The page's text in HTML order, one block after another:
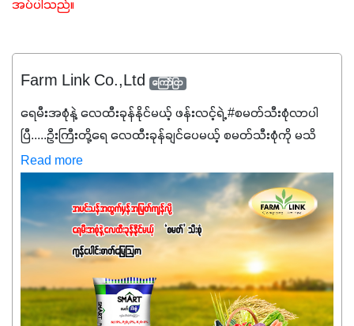
အပ်ပါသည်။
Farm Link Co.,Ltd ကြော်ငြာ
ရေမီးအစုံနဲ့ လေထီးခုန်နိုင်မယ့် ဖန်းလင့်ရဲ့ #စမတ်သီးစုံလာပါ
ပြီ.....ဦးကြီးတို့ရေ ‌လေထီးခုန်ချင်ပေမယ့် စမတ်သီးစုံကို မသိ
သေးရင်တော့ ဒီစာလေးကို ဆက်ဖတ်‌ပေးပါ #စမတ်သီးစုံဆိုတာ
အပင်တိုင်းအတွက် အဓိကအာဟာရNPK (19:7:8)နဲ့ #ဟူးမစ်
အက်စစ်တို့ အချိုးကျ ပေါင်းစပ်ထားတဲ့ ကွန်ပေါင်း
ဓာတ်မြေဩဇာဖြစ်ပါတယ်။ အဓိကအကျိုးကျေးဇူးတွေအနေနဲ့
ကတော့ နိုက်ထရိုဂျင် 19%ပါဝင်တဲ့အတွက် ကလိုရိုဖီးလ်ဖွဲ့စည်း
မှုကို အားပေးကာ သီးနှံပင်များ၏အရွက်များစိမ်းလန်းသန်စွမ်း
ပြီး အစာချက်လုပ်မှုအားကောင်းစေပါတယ်။ အပင်၏ပင်ပိုင်း
ကြီးထွားမှုကို တိုးမြင့်စေကာ အပင်သန်၍ အကြီးမြန်စေပါတယ်။
Read more